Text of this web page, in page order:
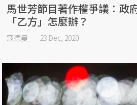
馬世芳節目著作權爭議：政
「乙方」怎麼辦？
寇德曼 23 Dec, 2020